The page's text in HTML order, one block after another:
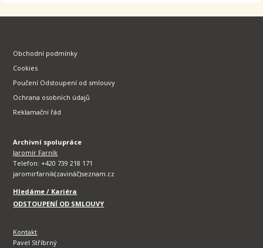
Obchodní podmínky
Cookies
Poučení Odstoupení od smlouvy
Ochrana osobních údajů
Reklamační řád
Archivní spolupráce
Jaromír Farník
Telefon: +420 739 218 171
jaromirfarnik(zavináč)seznam.cz
Hledáme / Kariéra
ODSTOUPENÍ OD SMLOUVY
Kontakt
Pavel Stříbrný